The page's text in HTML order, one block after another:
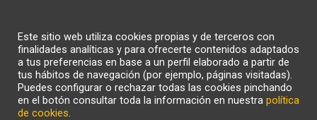
ZONA CLIENTE
Este sitio web utiliza cookies propias y de terceros con
finalidades analíticas y para ofrecerte contenidos adaptados
a tus preferencias en base a un perfil elaborado a partir de
tus hábitos de navegación (por ejemplo, páginas visitadas).
Puedes configurar o rechazar todas las cookies pinchando
en el botón consultar toda la información en nuestra política
de cookies.